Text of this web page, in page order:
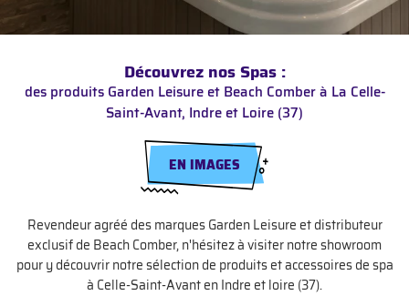
– Bien-être
en images
Rejoignez-
Découvrez nos Spas :
des produits Garden Leisure et Beach Comber à La Celle-
Saint-Avant, Indre et Loire (37)
EN IMAGES
Revendeur agréé des marques Garden Leisure et distributeur
exclusif de Beach Comber, n'hésitez à visiter notre showroom
pour y découvrir notre sélection de produits et accessoires de spa
à Celle-Saint-Avant en Indre et loire (37).